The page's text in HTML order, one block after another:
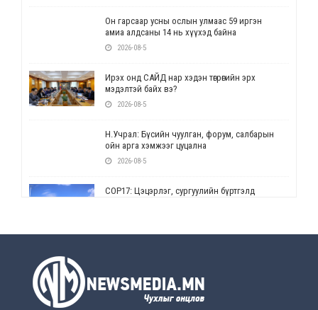
Он гарсаар усны ослын улмаас 59 иргэн
амиа алдсаны 14 нь хүүхэд байна
2026-08-5
Ирэх онд САЙД нар хэдэн төгрөгийн эрх
мэдэлтэй байх вэ?
2026-08-5
Н.Учрал: Бүсийн чуулган, форум, салбарын
ойн арга хэмжээг цуцална
2026-08-5
СОР17: Цэцэрлэг, сургуулийн бүртгэлд
2026-08-5